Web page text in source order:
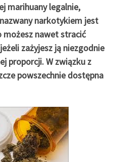
marihuany legalnie,
narkotykiem jest
możesz nawet stracić
zażyjesz ją niezgodnie
proporcji. W związku z
powszechnie dostępna